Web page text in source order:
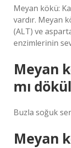
Meyan kökü:
vardır. Meyan
(ALT) ve
enzimlerinin
Meyan
mı
Buzla soğuk
Meyan